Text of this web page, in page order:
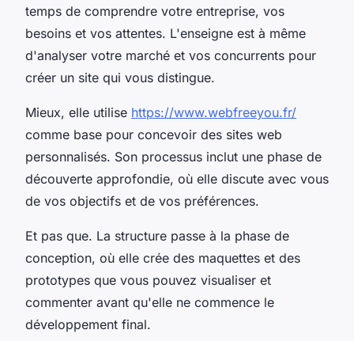
temps de comprendre votre entreprise, vos
besoins et vos attentes. L'enseigne est à même
d'analyser votre marché et vos concurrents pour
créer un site qui vous distingue.
Mieux, elle utilise https://www.webfreeyou.fr/
comme base pour concevoir des sites web
personnalisés. Son processus inclut une phase de
découverte approfondie, où elle discute avec vous
de vos objectifs et de vos préférences.
Et pas que. La structure passe à la phase de
conception, où elle crée des maquettes et des
prototypes que vous pouvez visualiser et
commenter avant qu'elle ne commence le
développement final.